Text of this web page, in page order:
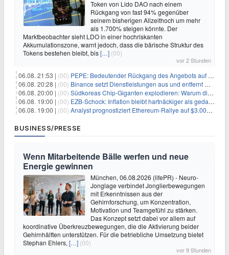
Token von Lido DAO nach einem
Rückgang von fast 94% gegenüber
seinem bisherigen Allzeithoch um mehr
als 1.700% steigen könnte. Der
Marktbeobachter sieht LDO in einer hochriskanten
Akkumulationszone, warnt jedoch, dass die bärische Struktur des
Tokens bestehen bleibt, bis[…] (00)
vor 2 Stunden
06.08. 21:53 | (00) PEPE: Bedeutender Rückgang des Angebots auf Börsen – Was kommt als Nächstes?
06.08. 20:28 | (00) Binance setzt Dienstleistungen aus und entfernt mehrere Krypto-Paare: Wer ist betroffen?
06.08. 20:00 | (00) Südkoreas Chip-Giganten explodieren: Warum dieser Rekord-Tag die KI-Branche erschüttert
06.08. 19:00 | (00) EZB-Schock: Inflation bleibt hartnäckiger als gedacht – 2027 wird zum kritischen Test
06.08. 19:00 | (00) Analyst prognostiziert Ethereum-Rallye auf $3.000 nach entscheidendem On-Chain-Ausbruch
BUSINESS/PRESSE
Wenn Mitarbeitende Bälle werfen und neue
Energie gewinnen
München, 06.08.2026 (lifePR) - Neuro-
Jonglage verbindet Jonglierbewegungen
mit Erkenntnissen aus der
Gehirnforschung, um Konzentration,
Motivation und Teamgefühl zu stärken.
Das Konzept setzt dabei vor allem auf
koordinative Überkreuzbewegungen, die die Aktivierung beider
Gehirnhälften unterstützen. Für die betriebliche Umsetzung bietet
Stephan Ehlers, […] (00)
vor 9 Stunden